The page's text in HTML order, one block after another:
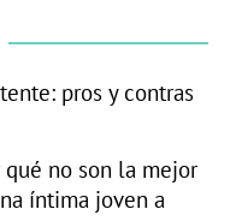
pros y contras
no son la mejor
íntima joven a